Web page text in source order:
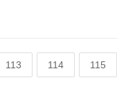
113 114 115